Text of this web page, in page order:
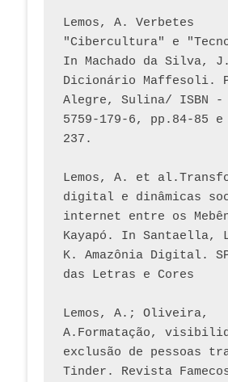
Lemos, A. Verbetes
"Cibercultura" e
In Machado da Silva,
Dicionário Maffesoli.
Alegre, Sulina/ ISBN -
5759-179-6, pp.84-85
237.
Lemos, A. et
digital e dinâmicas
internet entre os
Kayapó. In Santaella,
K. Amazônia Digital.
das Letras e Cores
Lemos, A.; Oliveira,
A.Formatação,
exclusão de pessoas
Tinder. Revista